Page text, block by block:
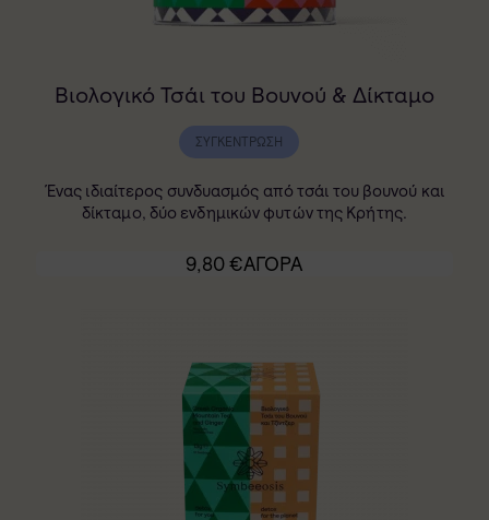
Βιολογικό Τσάι του Βουνού & Δίκταμο
ΣΥΓΚΈΝΤΡΩΣΗ
Ένας ιδιαίτερος συνδυασμός από τσάι του βουνού και
δίκταμο, δύο ενδημικών φυτών της Κρήτης.
9,80€ΑΓΟΡΑ